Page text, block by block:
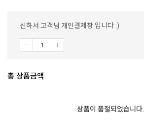
신하서 고객님 개인결제창 입니다 :)
총 상품금액
상품이 품절되었습니다.